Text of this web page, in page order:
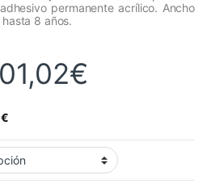
permanente acrílico. Ancho
8 años.
€
€